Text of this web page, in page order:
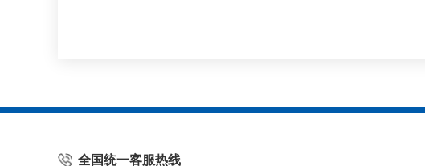
全国统一客服热线